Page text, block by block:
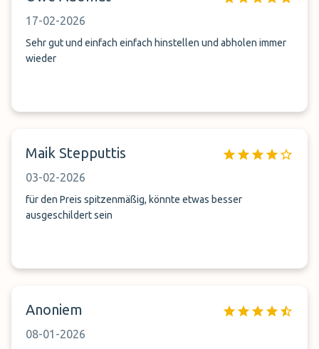
17-02-2026
Sehr gut und einfach einfach hinstellen und abholen immer
wieder
Maik Stepputtis
03-02-2026
für den Preis spitzenmäßig, könnte etwas besser
ausgeschildert sein
Anoniem
08-01-2026